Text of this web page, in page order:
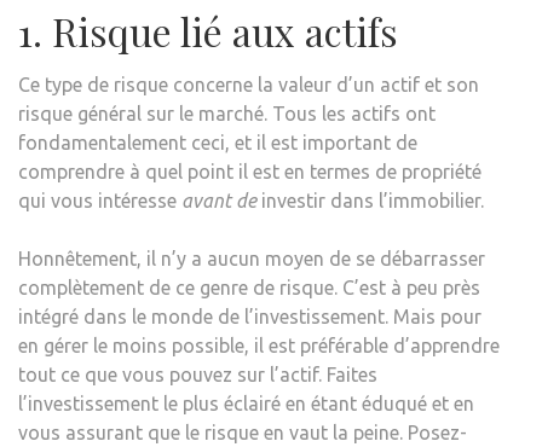
1. Risque lié aux actifs
Ce type de risque concerne la valeur d’un actif et son
risque général sur le marché. Tous les actifs ont
fondamentalement ceci, et il est important de
comprendre à quel point il est en termes de propriété
qui vous intéresse avant deinvestir dans l’immobilier.
Honnêtement, il n’y a aucun moyen de se débarrasser
complètement de ce genre de risque. C’est à peu près
intégré dans le monde de l’investissement. Mais pour
en gérer le moins possible, il est préférable d’apprendre
tout ce que vous pouvez sur l’actif. Faites
l’investissement le plus éclairé en étant éduqué et en
vous assurant que le risque en vaut la peine. Posez-